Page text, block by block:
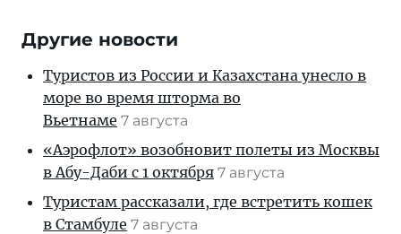
Другие новости
Туристов из России и Казахстана унесло в
море во время шторма во
Вьетнаме 7 августа
«Аэрофлот» возобновит полеты из Москвы
в Абу-Даби с 1 октября 7 августа
Туристам рассказали, где встретить кошек
в Стамбуле 7 августа